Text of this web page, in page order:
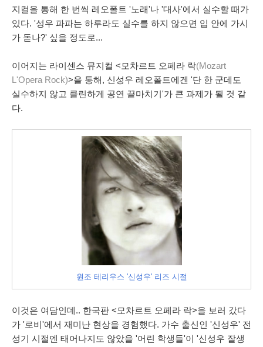
지컬을 통해 한 번씩 레오폴트 '노래'나 '대사'에서 실수할 때가
있다. '성우 파파는 하루라도 실수를 하지 않으면 입 안에 가시
가 돋나?' 싶을 정도로...
이어지는 라이센스 뮤지컬 <모차르트 오페라 락(Mozart
L'Opera Rock)>을 통해, 신성우 레오폴트에겐 '단 한 군데도
실수하지 않고 클린하게 공연 끝마치기'가 큰 과제가 될 것 같
다.
원조 테리우스 '신성우' 리즈 시절
이것은 여담인데.. 한국판 <모차르트 오페라 락>을 보러 갔다
가 '로비'에서 재미난 현상을 경험했다. 가수 출신인 '신성우' 전
성기 시절엔 태어나지도 않았을 '어린 학생들'이 '신성우 잘생